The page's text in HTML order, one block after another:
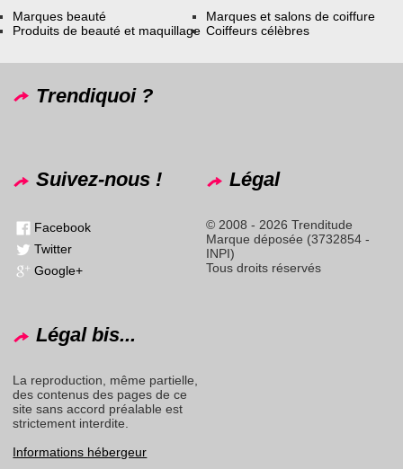
Marques beauté
Produits de beauté et maquillage
Marques et salons de coiffure
Coiffeurs célèbres
Trendiquoi ?
Suivez-nous !
Facebook
Twitter
Google+
Légal
© 2008 - 2026 Trenditude
Marque déposée (3732854 -
INPI)
Tous droits réservés
Légal bis...
La reproduction, même partielle,
des contenus des pages de ce
site sans accord préalable est
strictement interdite.
Informations hébergeur